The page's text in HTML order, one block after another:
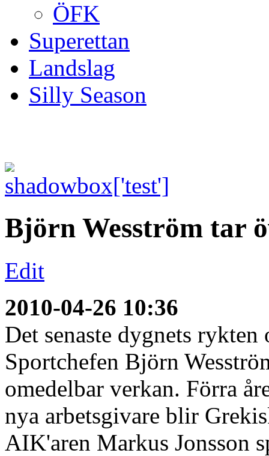
ÖFK
Superettan
Landslag
Silly Season
Björn Wesström tar
Edit
2010-04-26 10:36
Det senaste dygnets
Sportchefen Björn
omedelbar verkan. Förra
nya arbetsgivare blir
AIK'aren Markus Jonsson